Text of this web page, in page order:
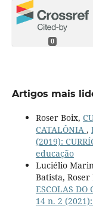
0
Artigos mais
Roser Boix,
CATALÔNIA ,
(2019):
educação
Luciélio
Batista,
ESCOLAS DO
14 n. 2 (2021):